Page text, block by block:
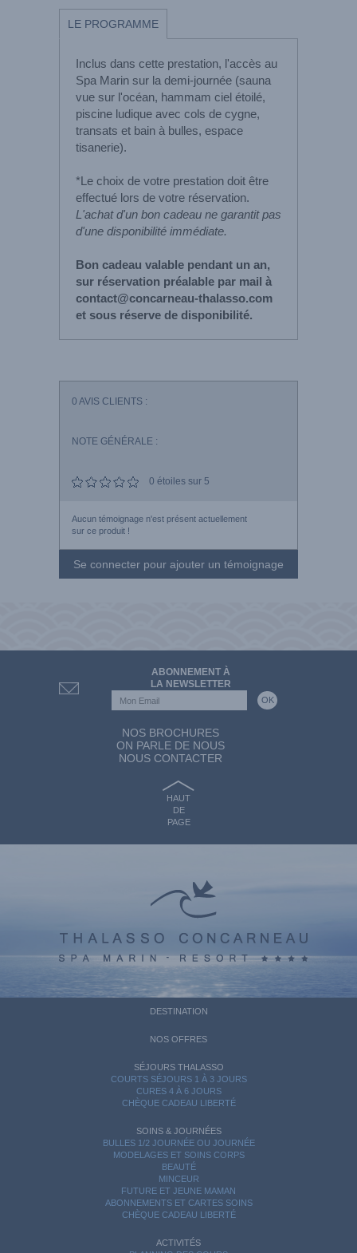
LE PROGRAMME
Inclus dans cette prestation, l'accès au
Spa Marin sur la demi-journée (sauna
vue sur l'océan, hammam ciel étoilé,
piscine ludique avec cols de cygne,
transats et bain à bulles, espace
tisanerie).
*Le choix de votre prestation doit être
effectué lors de votre réservation.
L'achat d'un bon cadeau ne garantit pas
d'une disponibilité immédiate.
Bon cadeau valable pendant un an,
sur réservation préalable par mail à
contact@concarneau-thalasso.com
et sous réserve de disponibilité.
0 AVIS CLIENTS :
NOTE GÉNÉRALE :
0 étoiles sur 5
Aucun témoignage n'est présent actuellement
sur ce produit !
Se connecter pour ajouter un témoignage
ABONNEMENT À
LA NEWSLETTER
NOS BROCHURES
ON PARLE DE NOUS
NOUS CONTACTER
HAUT
DE
PAGE
DESTINATION
NOS OFFRES
SÉJOURS THALASSO
COURTS SÉJOURS 1 À 3 JOURS
CURES 4 À 6 JOURS
CHÈQUE CADEAU LIBERTÉ
SOINS & JOURNÉES
BULLES 1/2 JOURNÉE OU JOURNÉE
MODELAGES ET SOINS CORPS
BEAUTÉ
MINCEUR
FUTURE ET JEUNE MAMAN
ABONNEMENTS ET CARTES SOINS
CHÈQUE CADEAU LIBERTÉ
ACTIVITÉS